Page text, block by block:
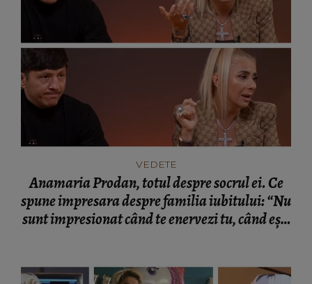
VEDETE
Anamaria Prodan, totul despre socrul ei. Ce
spune impresara despre familia iubitului: “Nu
sunt impresionat când te enervezi tu, când ești